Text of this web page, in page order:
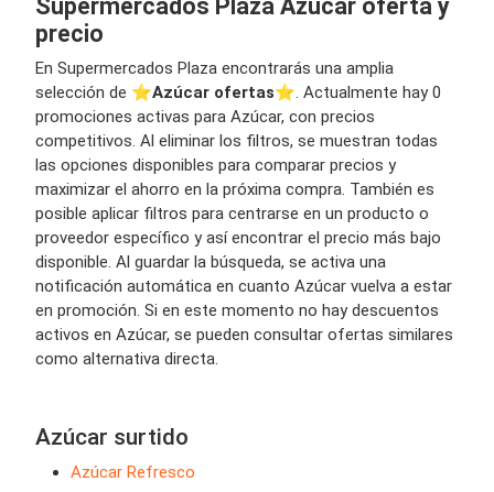
Supermercados Plaza Azúcar oferta y
precio
En Supermercados Plaza encontrarás una amplia
selección de ⭐️Azúcar ofertas⭐️. Actualmente hay 0
promociones activas para Azúcar, con precios
competitivos. Al eliminar los filtros, se muestran todas
las opciones disponibles para comparar precios y
maximizar el ahorro en la próxima compra. También es
posible aplicar filtros para centrarse en un producto o
proveedor específico y así encontrar el precio más bajo
disponible. Al guardar la búsqueda, se activa una
notificación automática en cuanto Azúcar vuelva a estar
en promoción. Si en este momento no hay descuentos
activos en Azúcar, se pueden consultar ofertas similares
como alternativa directa.
Azúcar surtido
Azúcar Refresco